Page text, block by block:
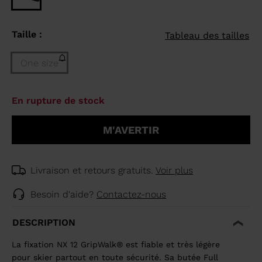
Taille : Tableau des tailles
One size
Taille
rupture
stock)
selected
En rupture de stock
M'AVERTIR
Livraison et retours gratuits. Voir plus
Besoin d'aide? Contactez-nous
DESCRIPTION
La fixation NX 12 GripWalk® est fiable et très légère
pour skier partout en toute sécurité. Sa butée Full